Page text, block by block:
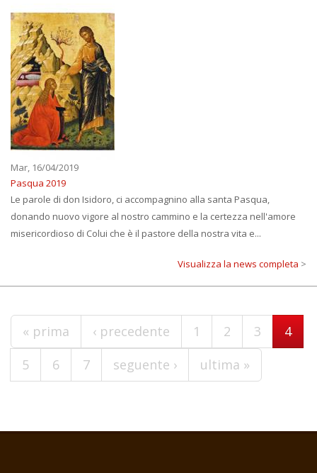
Mar, 16/04/2019
Pasqua 2019
Le parole di don Isidoro, ci accompagnino alla santa Pasqua,
donando nuovo vigore al nostro cammino e la certezza nell'amore
misericordioso di Colui che è il pastore della nostra vita e...
Visualizza la news completa >
Pagine
« prima ‹ precedente 1 2 3
4
5
6 7 seguente › ultima »